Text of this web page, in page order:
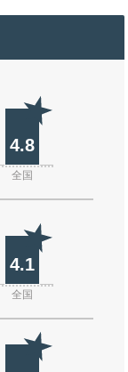
4.8
全国
4.1
全国